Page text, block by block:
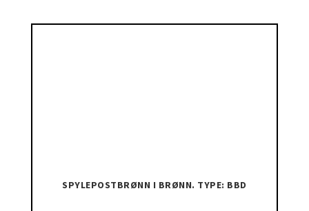
SPYLEPOSTBRØNN I BRØNN. TYPE: BBD